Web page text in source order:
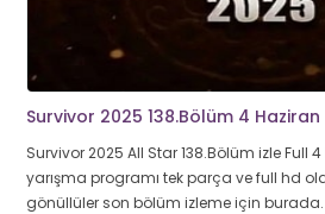
Survivor 2025 138.Bölüm 4 Haziran
Survivor 2025 All Star 138.Bölüm izle Full
yarışma programı tek parça ve full hd
gönüllüler son bölüm izleme için burada.